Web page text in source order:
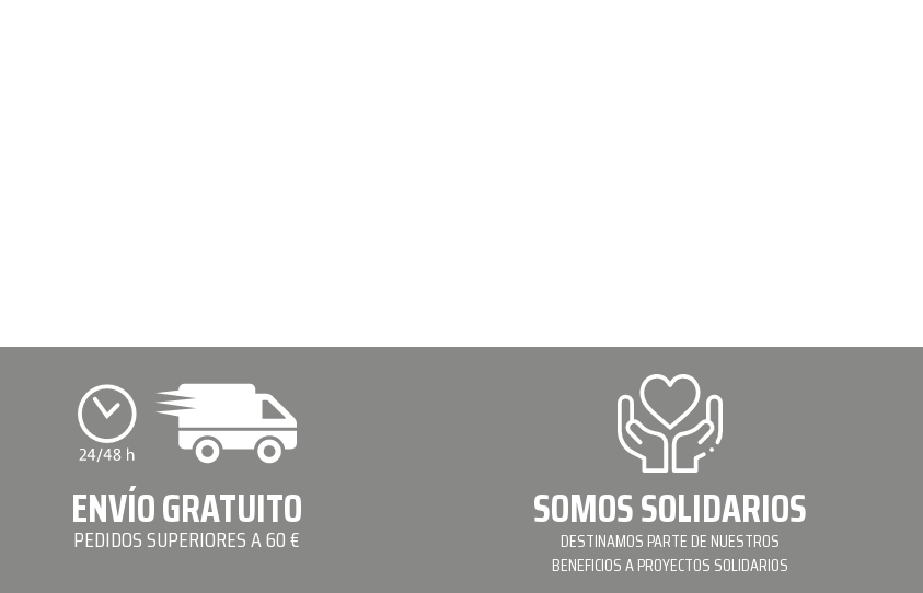
ENVÍO GRATUITO
PEDIDOS SUPERIORES A 60 € SOMOS SOLIDARIOS
DESTINAMOS PARTE DE NUESTROS
BENEFICIOS A PROYECTOS SOLIDARIOS